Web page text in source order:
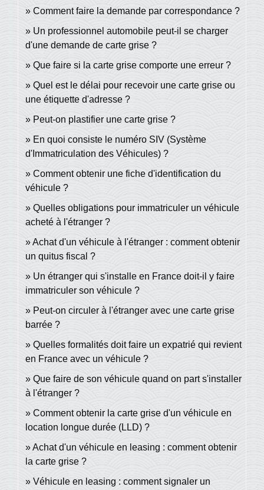
Comment faire la demande par correspondance ?
Un professionnel automobile peut-il se charger
d'une demande de carte grise ?
Que faire si la carte grise comporte une erreur ?
Quel est le délai pour recevoir une carte grise ou
une étiquette d'adresse ?
Peut-on plastifier une carte grise ?
En quoi consiste le numéro SIV (Système
d'Immatriculation des Véhicules) ?
Comment obtenir une fiche d'identification du
véhicule ?
Quelles obligations pour immatriculer un véhicule
acheté à l'étranger ?
Achat d'un véhicule à l'étranger : comment obtenir
un quitus fiscal ?
Un étranger qui s'installe en France doit-il y faire
immatriculer son véhicule ?
Peut-on circuler à l'étranger avec une carte grise
barrée ?
Quelles formalités doit faire un expatrié qui revient
en France avec un véhicule ?
Que faire de son véhicule quand on part s'installer
à l'étranger ?
Comment obtenir la carte grise d'un véhicule en
location longue durée (LLD) ?
Achat d'un véhicule en leasing : comment obtenir
la carte grise ?
Véhicule en leasing : comment signaler un